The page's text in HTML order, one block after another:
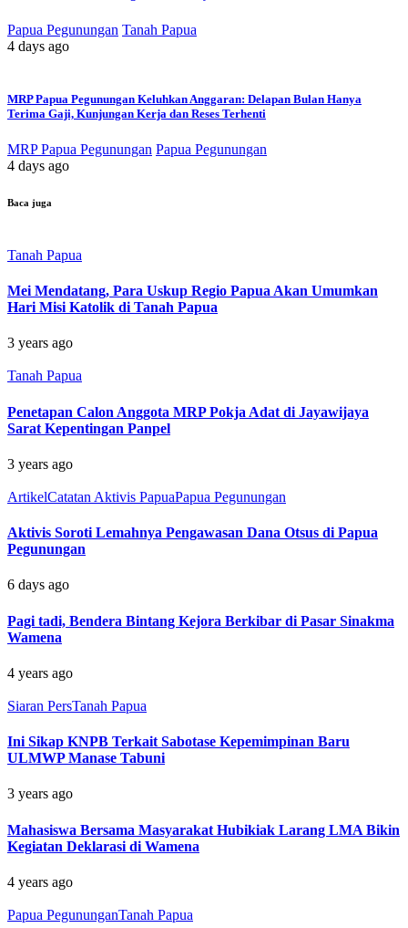
Papua Pegunungan Tanah Papua
4 days ago
MRP Papua Pegunungan Keluhkan Anggaran: Delapan Bulan Hanya
Terima Gaji, Kunjungan Kerja dan Reses Terhenti
MRP Papua Pegunungan Papua Pegunungan
4 days ago
Baca juga
Tanah Papua
Mei Mendatang, Para Uskup Regio Papua Akan Umumkan
Hari Misi Katolik di Tanah Papua
3 years ago
Tanah Papua
Penetapan Calon Anggota MRP Pokja Adat di Jayawijaya
Sarat Kepentingan Panpel
3 years ago
ArtikelCatatan Aktivis PapuaPapua Pegunungan
Aktivis Soroti Lemahnya Pengawasan Dana Otsus di Papua
Pegunungan
6 days ago
Pagi tadi, Bendera Bintang Kejora Berkibar di Pasar Sinakma
Wamena
4 years ago
Siaran PersTanah Papua
Ini Sikap KNPB Terkait Sabotase Kepemimpinan Baru
ULMWP Manase Tabuni
3 years ago
Mahasiswa Bersama Masyarakat Hubikiak Larang LMA Bikin
Kegiatan Deklarasi di Wamena
4 years ago
Papua PegununganTanah Papua